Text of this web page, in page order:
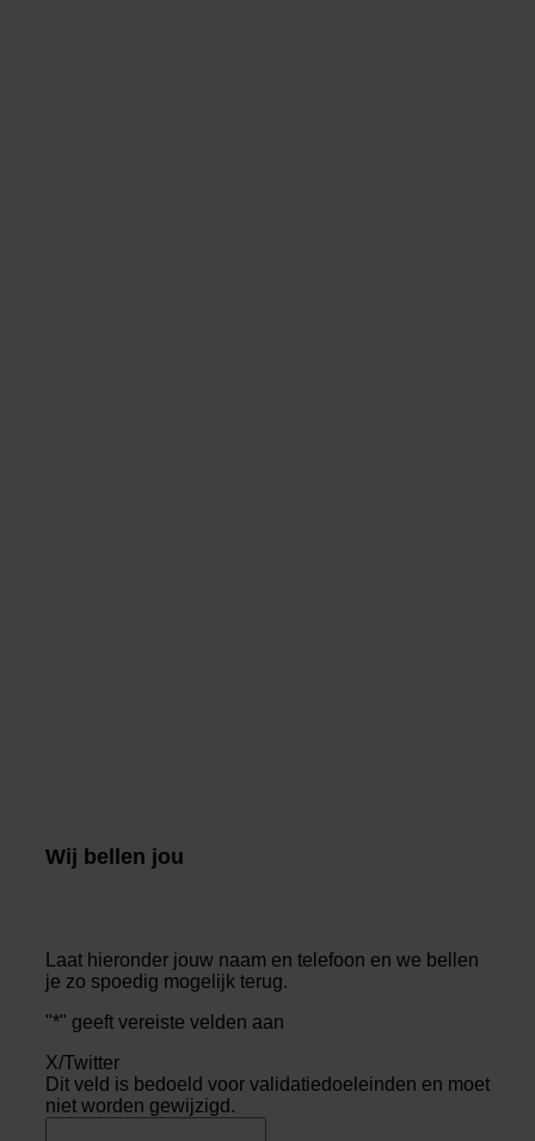
Wij bellen jou
Laat hieronder jouw naam en telefoon en we bellen
je zo spoedig mogelijk terug.
"*" geeft vereiste velden aan
X/Twitter
Dit veld is bedoeld voor validatiedoeleinden en moet
niet worden gewijzigd.